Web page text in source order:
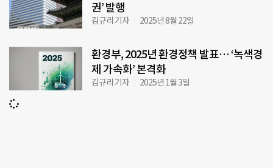
권’ 발행
김규리 기자 2025년 8월 22일
환경부, 2025년 환경정책 발표… ‘녹색경
제 가속화’ 본격화
김규리 기자 2025년 1월 3일